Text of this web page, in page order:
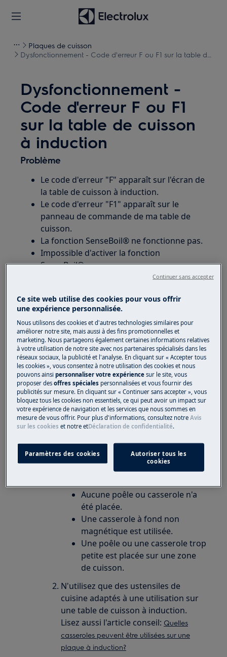
Plaques de cuisson
Dysfonctionnement - Code d'erreur F ou F1 sur la table de
Dysfonctionnement -
Code d'erreur F ou F1
sur la table de cuisson
à induction
Problème
Le code d'erreur "F" apparaît sur l'écran de
la table de cuisson à induction.
Le code d'erreur "F1" apparaît sur le
panneau de commande de ma table de
cuisson.
La fonction SenseBoil® ne fonctionne pas.
Impossible d'activer la fonction
SenseBoil®.
Table de cuisson à induction
Solution
Le code d'erreur F1 indique que la puissance est
trop faible en raison d'ustensiles de cuisine
inappropriés ou d'une casserole vide.
Le code d'erreur F indique qu'il n'y a pas
d'ustensile sur les zones de cuisson ou que
l'ustensile n'est pas adapté.
Le code d'erreur F apparaît à l'écran
après la mise en marche de la plaque
Aucune poêle ou casserole n'a
été placée.
Une casserole à fond non
magnétique est utilisée.
Une poêle ou une casserole trop
petite est placée sur une zone
de cuisson.
N'utilisez que des ustensiles de
cuisine adaptés à une utilisation sur
une table de cuisson à induction.
Lisez aussi l'article conseil: Quelles
casseroles peuvent être utilisées sur une
plaque à induction?
Ce site web utilise des cookies pour vous offrir
une expérience personnalisée.
Nous utilisons des cookies et d'autres technologies similaires pour
améliorer notre site, mais aussi à des fins promotionnelles et
marketing. Nous partageons également certaines informations relatives
à votre utilisation de notre site avec nos partenaires spécialisés dans les
réseaux sociaux, la publicité et l'analyse. En cliquant sur « Accepter tous
les cookies », vous consentez à notre utilisation des cookies et nous
pouvons ainsipersonnaliser votre expériencesur le site, vous
proposer desoffres spéciales personnalisées et vous fournir des
publicités sur mesure. En cliquant sur « Continuer sans accepter », vous
bloquez tous les cookies non essentiels, ce qui peut avoir un impact sur
votre expérience de navigation et les services que nous sommes en
mesure de vous offrir. Pour plus d'informations, consultez notreAvis
sur les cookies et notreetDéclaration de confidentialité.
Paramètres des cookies
Autoriser tous les
cookies
Continuer sans accepter